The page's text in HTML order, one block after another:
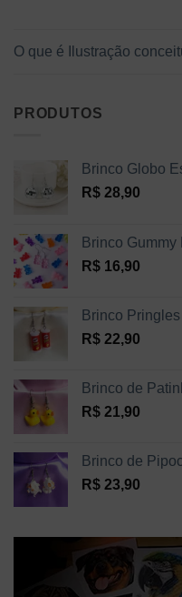
O que é Ilustração
PRODUTOS
Brinco Globo
R$ 28,90
Brinco Gummy
R$ 16,90
Brinco Pringles
R$ 22,90
Brinco de
R$ 21,90
Brinco de
R$ 23,90